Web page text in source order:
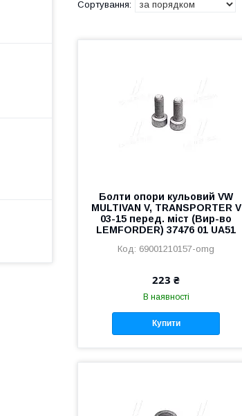
Болти опори кульовий VW
MULTIVAN V, TRANSPORTER V
03-15 перед. міст (Вир-во
LEMFORDER) 37476 01 UA51
69001210157-omg
223 ₴
В наявності
Купити